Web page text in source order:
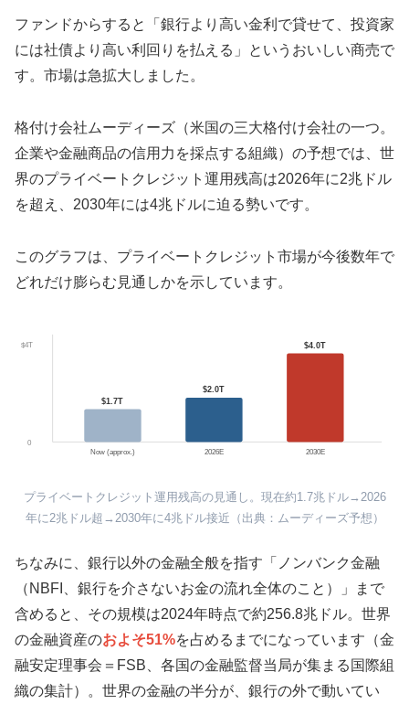
ファンドからすると「銀行より高い金利で貸せて、投資家
には社債より高い利回りを払える」というおいしい商売で
す。市場は急拡大しました。
格付け会社ムーディーズ（米国の三大格付け会社の一つ。
企業や金融商品の信用力を採点する組織）の予想では、世
界のプライベートクレジット運用残高は2026年に2兆ドル
を超え、2030年には4兆ドルに迫る勢いです。
このグラフは、プライベートクレジット市場が今後数年で
どれだけ膨らむ見通しかを示しています。
0
$4T
Now (approx.)
$1.7T
2026E
$2.0T
2030E
$4.0T
プライベートクレジット運用残高の見通し。現在約1.7兆ドル→2026
年に2兆ドル超→2030年に4兆ドル接近（出典：ムーディーズ予想）
ちなみに、銀行以外の金融全般を指す「ノンバンク金融
（NBFI、銀行を介さないお金の流れ全体のこと）」まで
含めると、その規模は2024年時点で約256.8兆ドル。世界
の金融資産のおよそ51%を占めるまでになっています（金
融安定理事会＝FSB、各国の金融監督当局が集まる国際組
織の集計）。世界の金融の半分が、銀行の外で動いてい